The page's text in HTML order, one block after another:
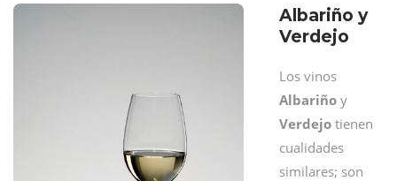
Albariño y
Verdejo
Los vinos
Albariño y
Verdejo tienen
cualidades
similares; son